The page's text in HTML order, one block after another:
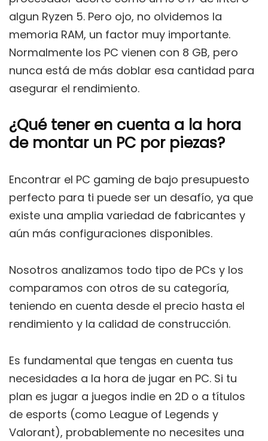
algun Ryzen 5. Pero ojo, no olvidemos la
memoria RAM, un factor muy importante.
Normalmente los PC vienen con 8 GB, pero
nunca está de más doblar esa cantidad para
asegurar el rendimiento.
¿Qué tener en cuenta a la hora
de montar un PC por piezas?
Encontrar el PC gaming de bajo presupuesto
perfecto para ti puede ser un desafío, ya que
existe una amplia variedad de fabricantes y
aún más configuraciones disponibles.
Nosotros analizamos todo tipo de PCs y los
comparamos con otros de su categoría,
teniendo en cuenta desde el precio hasta el
rendimiento y la calidad de construcción.
Es fundamental que tengas en cuenta tus
necesidades a la hora de jugar en PC. Si tu
plan es jugar a juegos indie en 2D o a títulos
de esports (como League of Legends y
Valorant), probablemente no necesites una